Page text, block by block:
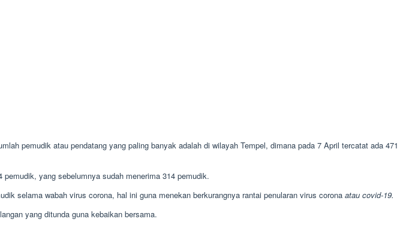
pemudik atau pendatang yang paling banyak adalah di wilayah Tempel, dimana pada 7 April tercatat ada 471
yang sebelumnya sudah menerima 314 pemudik.
selama wabah virus corona, hal ini guna menekan berkurangnya rantai penularan virus corona atau covid-19.
yang ditunda guna kebaikan bersama.